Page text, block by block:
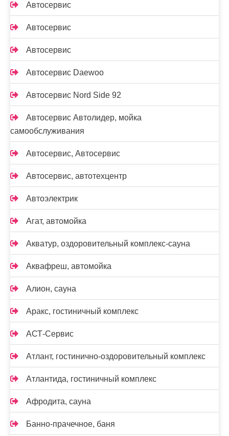
Автосервис
Автосервис
Автосервис
Автосервис Daewoo
Автосервис Nord Side 92
Автосервис Автолидер, мойка
самообслуживания
Автосервис, Автосервис
Автосервис, автотехцентр
Автоэлектрик
Агат, автомойка
Акватур, оздоровительный комплекс-сауна
Аквафреш, автомойка
Алион, сауна
Аракс, гостиничный комплекс
АСТ-Сервис
Атлант, гостинично-оздоровительный комплекс
Атлантида, гостиничный комплекс
Афродита, сауна
Банно-прачечное, баня